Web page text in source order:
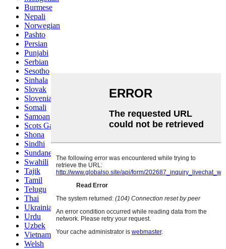
Burmese
Nepali
Norwegian
Pashto
Persian
Punjabi
Serbian
Sesotho
Sinhala
Slovak
Slovenian
Somali
Samoan
Scots Gaelic
Shona
Sindhi
Sundanese
Swahili
Tajik
Tamil
Telugu
Thai
Ukrainian
Urdu
Uzbek
Vietnamese
Welsh